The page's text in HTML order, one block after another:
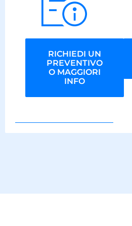
RICHIEDI UN
PREVENTIVO
O MAGGIORI
INFO